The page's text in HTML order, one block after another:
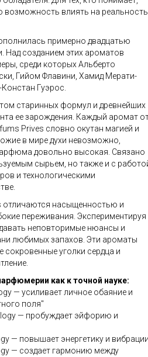
влиять на реальность
примерно двадцатью
Над созданием этих ароматов
среди которых Альберто
Гийом Флавини, Хамид Мерати-
Гуэрос.
старинных формул и древнейших
ее зарождения. Каждый аромат
Prives словно окутан магией и
в мире духи невозможно,
довольно высокая. Связано
сырьем, но также и с
и технологическими
насыщенностью и
переживания. Экспериментируя
неповторимые нюансы и
любимых запахов. Эти ароматы
уголки сердца и
как к точной науке:
— усиливает личное обаяние и
поля"
— пробуждает эйфорию и
— повышает энергетику и
— создает гармонию между